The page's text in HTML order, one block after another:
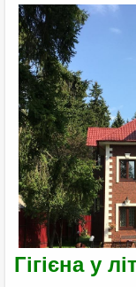
Гігієна у